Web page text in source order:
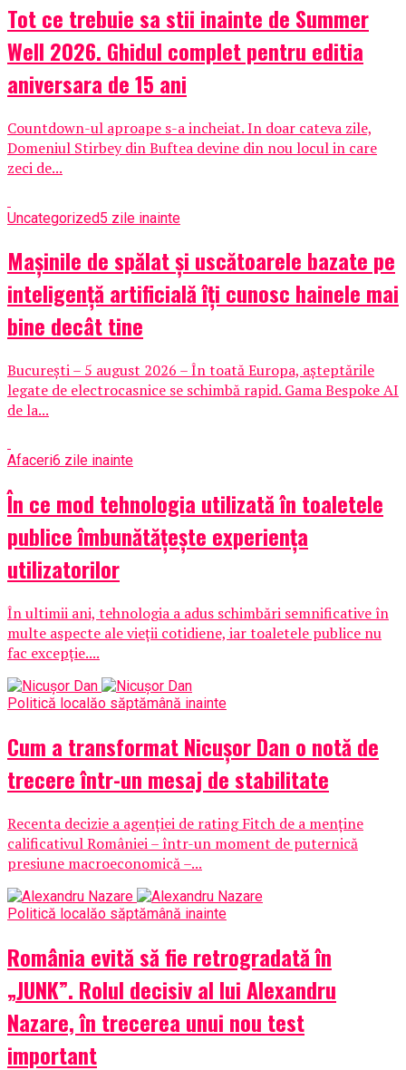
Tot ce trebuie sa stii inainte de Summer
Well 2026. Ghidul complet pentru editia
aniversara de 15 ani
Countdown-ul aproape s-a incheiat. In doar cateva zile,
Domeniul Stirbey din Buftea devine din nou locul in care
zeci de...
Uncategorized5 zile inainte
Mașinile de spălat și uscătoarele bazate pe
inteligență artificială îți cunosc hainele mai
bine decât tine
București – 5 august 2026 – În toată Europa, așteptările
legate de electrocasnice se schimbă rapid. Gama Bespoke AI
de la...
Afaceri6 zile inainte
În ce mod tehnologia utilizată în toaletele
publice îmbunătățește experiența
utilizatorilor
În ultimii ani, tehnologia a adus schimbări semnificative în
multe aspecte ale vieții cotidiene, iar toaletele publice nu
fac excepție....
Politică localăo săptămână inainte
Cum a transformat Nicușor Dan o notă de
trecere într-un mesaj de stabilitate
Recenta decizie a agenției de rating Fitch de a menține
calificativul României – într-un moment de puternică
presiune macroeconomică –...
Politică localăo săptămână inainte
România evită să fie retrogradată în
„JUNK”. Rolul decisiv al lui Alexandru
Nazare, în trecerea unui nou test
important